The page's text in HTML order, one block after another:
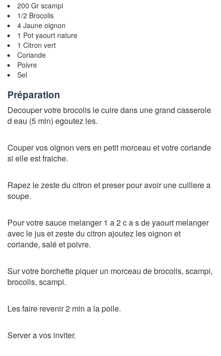
200 Gr scampi
1/2 Brocolis
4 Jaune oignon
1 Pot yaourt nature
1 Citron vert
Coriande
Poivre
Sel
Préparation
Decouper votre brocolis le cuire dans une grand casserole
d eau (5 min) egoutez les.
Couper vos oignon vers en petit morceau et votre coriande
si elle est fraiche.
Rapez le zeste du citron et preser pour avoir une cuillere a
soupe.
Pour votre sauce melanger 1 a 2 c a s de yaourt melanger
avec le jus et zeste du citron ajoutez les oignon et
coriande, salé et poivre.
Sur votre borchette piquer un morceau de brocolis, scampi,
brocolis, scampi.
Les faire revenir 2 min a la poile.
Server a vos inviter.